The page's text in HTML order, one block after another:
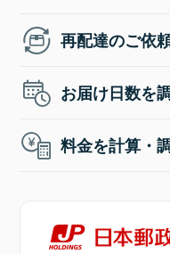
再配達のご依
お届け日数を
料金を計算・